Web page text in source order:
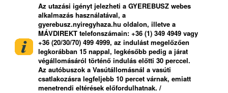
Az utazási igényt jelezheti a GYEREBUSZ webes
alkalmazás használatával, a
gyerebusz.nyiregyhaza.hu oldalon, illetve a
MÁVDIREKT telefonszámain: +36 (1) 349 4949 vagy
+36 (20/30/70) 499 4999, az indulást megelőzően
legkorábban 15 nappal, legkésőbb pedig a járat
végállomásáról történő indulás előtti 30 perccel.
Az autóbuszok a Vasútállomásnál a vasúti
csatlakozásra legfeljebb 10 percet várnak, emiatt
menetrendi eltérések előfordulhatnak. /